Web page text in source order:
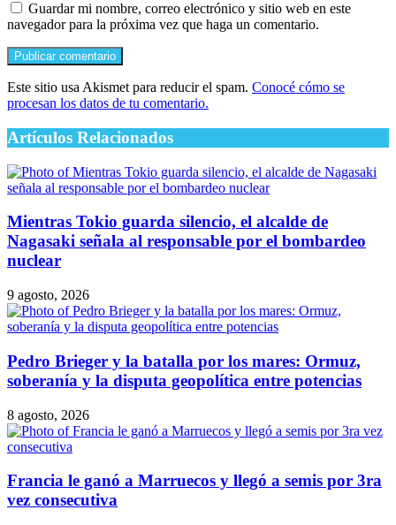
Guardar mi nombre, correo electrónico y sitio web en este
navegador para la próxima vez que haga un comentario.
Este sitio usa Akismet para reducir el spam. Conocé cómo se
procesan los datos de tu comentario.
Artículos Relacionados
Mientras Tokio guarda silencio, el alcalde de
Nagasaki señala al responsable por el bombardeo
nuclear
9 agosto, 2026
Pedro Brieger y la batalla por los mares: Ormuz,
soberanía y la disputa geopolítica entre potencias
8 agosto, 2026
Francia le ganó a Marruecos y llegó a semis por 3ra
vez consecutiva